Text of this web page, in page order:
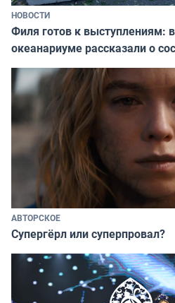
НОВОСТИ
Филя готов к выступлениям:
океанариуме рассказали о
АВТОРСКОЕ
Супергёрл или суперпровал?